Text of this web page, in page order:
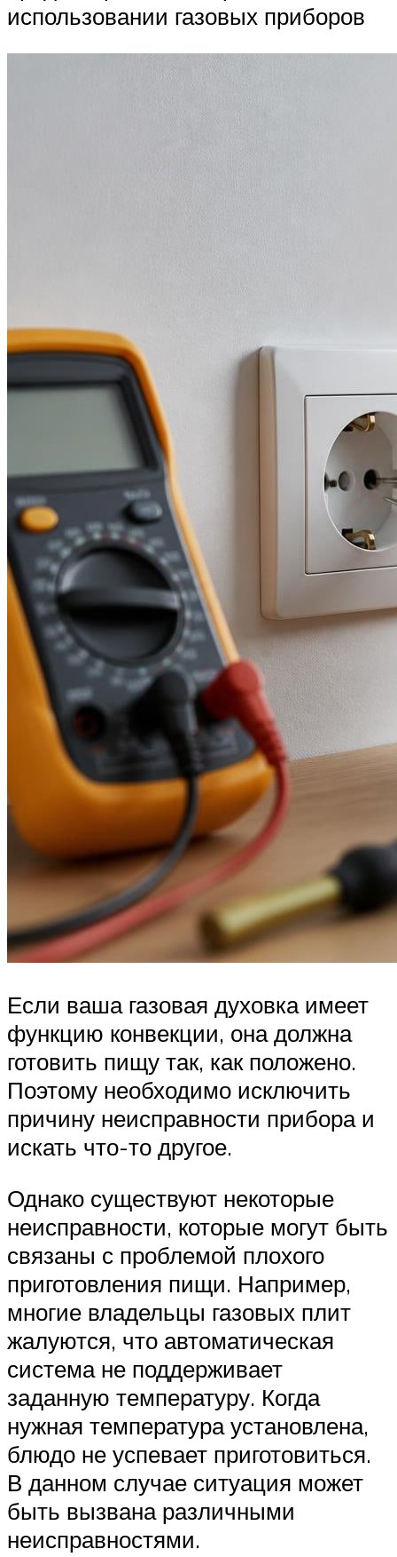
использовании газовых приборов
Если ваша газовая духовка имеет
функцию конвекции, она должна
готовить пищу так, как положено.
Поэтому необходимо исключить
причину неисправности прибора и
искать что-то другое.
Однако существуют некоторые
неисправности, которые могут быть
связаны с проблемой плохого
приготовления пищи. Например,
многие владельцы газовых плит
жалуются, что автоматическая
система не поддерживает
заданную температуру. Когда
нужная температура установлена,
блюдо не успевает приготовиться.
В данном случае ситуация может
быть вызвана различными
неисправностями.